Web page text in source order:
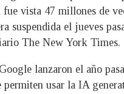
vista 47 millones de
suspendida el jueves
The New York Times.
lanzaron el año
permiten usar la IA